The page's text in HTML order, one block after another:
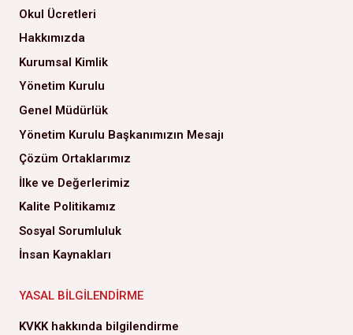
Okul Ücretleri
Hakkımızda
Kurumsal Kimlik
Yönetim Kurulu
Genel Müdürlük
Yönetim Kurulu Başkanımızın Mesajı
Çözüm Ortaklarımız
İlke ve Değerlerimiz
Kalite Politikamız
Sosyal Sorumluluk
İnsan Kaynakları
YASAL BILGILENDIRME
KVKK hakkında bilgilendirme